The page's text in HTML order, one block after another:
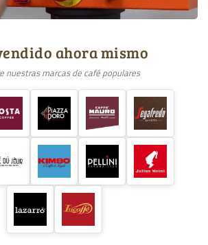
ahora mismo
nuestras marcas de café populares